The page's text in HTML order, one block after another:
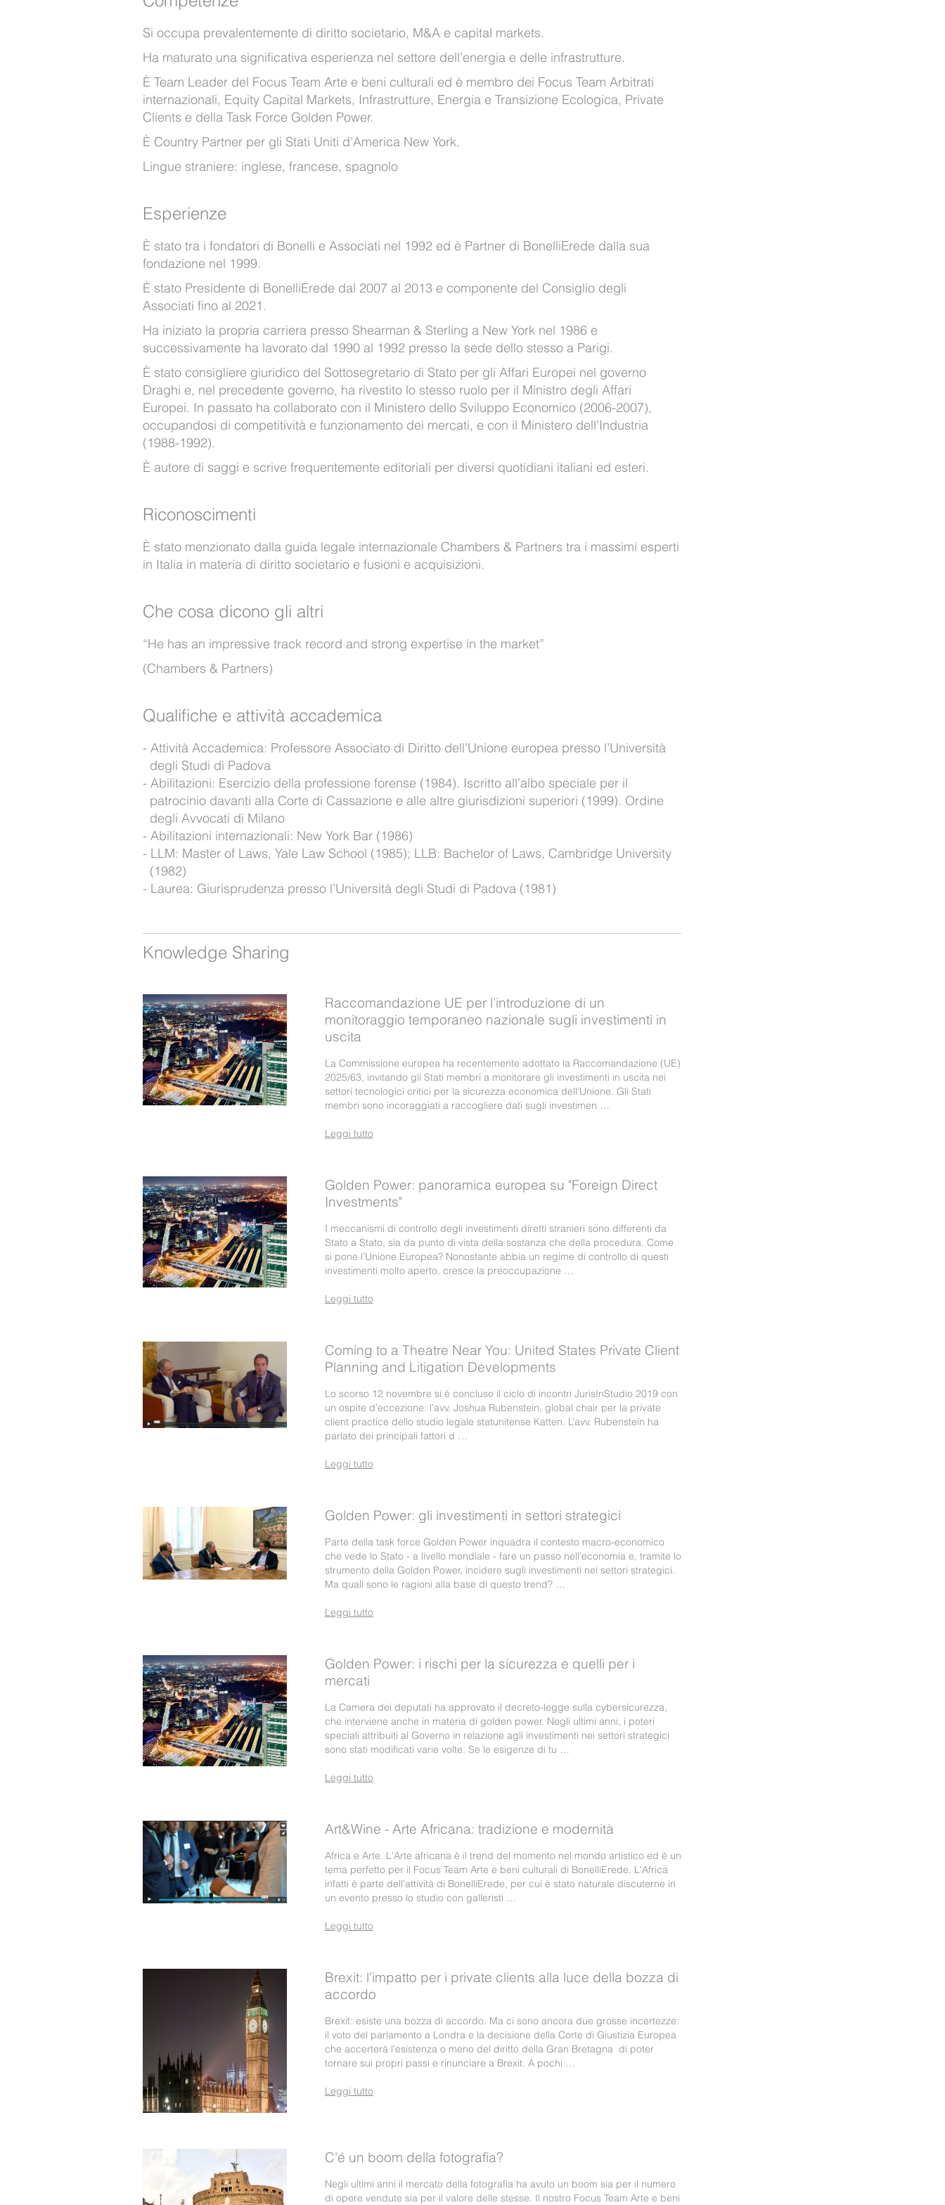
Si occupa prevalentemente di diritto societario, M&A e capital markets.
Ha maturato una significativa esperienza nel settore dell’energia e delle infrastrutture.
È Team Leader del Focus Team Arte e beni culturali ed è membro dei Focus Team Arbitrati
internazionali, Equity Capital Markets, Infrastrutture, Energia e Transizione Ecologica, Private
Clients e della Task Force Golden Power.
È Country Partner per gli Stati Uniti d’America New York.
Lingue straniere: inglese, francese, spagnolo
Esperienze
È stato tra i fondatori di Bonelli e Associati nel 1992 ed è Partner di BonelliErede dalla sua
fondazione nel 1999.
È stato Presidente di BonelliErede dal 2007 al 2013 e componente del Consiglio degli
Associati fino al 2021.
Ha iniziato la propria carriera presso Shearman & Sterling a New York nel 1986 e
successivamente ha lavorato dal 1990 al 1992 presso la sede dello stesso a Parigi.
È stato consigliere giuridico del Sottosegretario di Stato per gli Affari Europei nel governo
Draghi e, nel precedente governo, ha rivestito lo stesso ruolo per il Ministro degli Affari
Europei. In passato ha collaborato con il Ministero dello Sviluppo Economico (2006-2007),
occupandosi di competitività e funzionamento dei mercati, e con il Ministero dell’Industria
(1988-1992).
È autore di saggi e scrive frequentemente editoriali per diversi quotidiani italiani ed esteri.
Riconoscimenti
È stato menzionato dalla guida legale internazionale Chambers & Partners tra i massimi esperti
in Italia in materia di diritto societario e fusioni e acquisizioni.
Che cosa dicono gli altri
“He has an impressive track record and strong expertise in the market”
(Chambers & Partners)
Qualifiche e attività accademica
Attività Accademica: Professore Associato di Diritto dell’Unione europea presso l’Università
degli Studi di Padova
Abilitazioni: Esercizio della professione forense (1984). Iscritto all’albo speciale per il
patrocinio davanti alla Corte di Cassazione e alle altre giurisdizioni superiori (1999). Ordine
degli Avvocati di Milano
Abilitazioni internazionali: New York Bar (1986)
LLM: Master of Laws, Yale Law School (1985); LLB: Bachelor of Laws, Cambridge University
(1982)
Laurea: Giurisprudenza presso l’Università degli Studi di Padova (1981)
Knowledge Sharing
Raccomandazione UE per l’introduzione di un
monitoraggio temporaneo nazionale sugli investimenti in
uscita
La Commissione europea ha recentemente adottato la Raccomandazione (UE)
2025/63, invitando gli Stati membri a monitorare gli investimenti in uscita nei
settori tecnologici critici per la sicurezza economica dell’Unione. Gli Stati
membri sono incoraggiati a raccogliere dati sugli investimen …
Leggi tutto
Golden Power: panoramica europea su "Foreign Direct
Investments"
I meccanismi di controllo degli investimenti diretti stranieri sono differenti da
Stato a Stato, sia da punto di vista della sostanza che della procedura. Come
si pone l’Unione Europea? Nonostante abbia un regime di controllo di questi
investimenti molto aperto, cresce la preoccupazione …
Leggi tutto
Coming to a Theatre Near You: United States Private Client
Planning and Litigation Developments
Lo scorso 12 novembre si è concluso il ciclo di incontri JurisInStudio 2019 con
un ospite d’eccezione: l’avv. Joshua Rubenstein, global chair per la private
client practice dello studio legale statunitense Katten. L’avv. Rubenstein ha
parlato dei principali fattori d …
Leggi tutto
Golden Power: gli investimenti in settori strategici
Parte della task force Golden Power inquadra il contesto macro-economico
che vede lo Stato - a livello mondiale - fare un passo nell’economia e, tramite lo
strumento della Golden Power, incidere sugli investimenti nei settori strategici.
Ma quali sono le ragioni alla base di questo trend? …
Leggi tutto
Golden Power: i rischi per la sicurezza e quelli per i
mercati
La Camera dei deputati ha approvato il decreto-legge sulla cybersicurezza,
che interviene anche in materia di golden power. Negli ultimi anni, i poteri
speciali attribuiti al Governo in relazione agli investimenti nei settori strategici
sono stati modificati varie volte. Se le esigenze di tu …
Leggi tutto
Art&Wine - Arte Africana: tradizione e modernità
Africa e Arte. L'Arte africana è il trend del momento nel mondo artistico ed è un
tema perfetto per il Focus Team Arte e beni culturali di BonelliErede. L'Africa
infatti è parte dell'attività di BonelliErede, per cui è stato naturale discuterne in
un evento presso lo studio con galleristi …
Leggi tutto
Brexit: l'impatto per i private clients alla luce della bozza di
accordo
Brexit: esiste una bozza di accordo. Ma ci sono ancora due grosse incertezze:
il voto del parlamento a Londra e la decisione della Corte di Giustizia Europea
che accerterà l'esistenza o meno del diritto della Gran Bretagna di poter
tornare sui propri passi e rinunciare a Brexit. A pochi …
Leggi tutto
C'é un boom della fotografia?
Negli ultimi anni il mercato della fotografia ha avuto un boom sia per il numero
di opere vendute sia per il valore delle stesse. Il nostro Focus Team Arte e beni